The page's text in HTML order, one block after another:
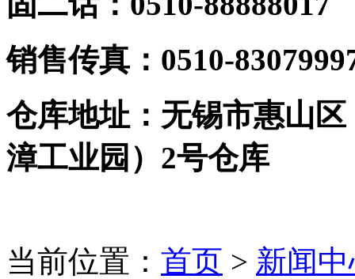
销售传真：0510-
仓库地址：无锡市惠山
漳工业园）2号仓库
当前位置： 首页 > 新闻